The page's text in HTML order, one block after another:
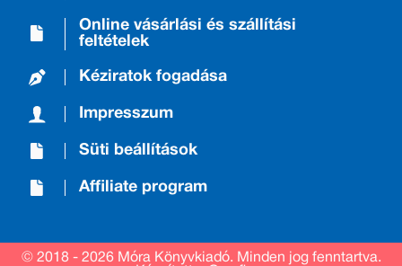
Online vásárlási és szállítási
feltételek
Kéziratok fogadása
Impresszum
Süti beállítások
Affiliate program
© 2018 - 2026 Móra Könyvkiadó. Minden jog fenntartva.